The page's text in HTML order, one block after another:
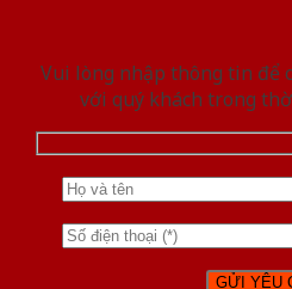
Vui lòng nhập thông tin để
với quý khách trong